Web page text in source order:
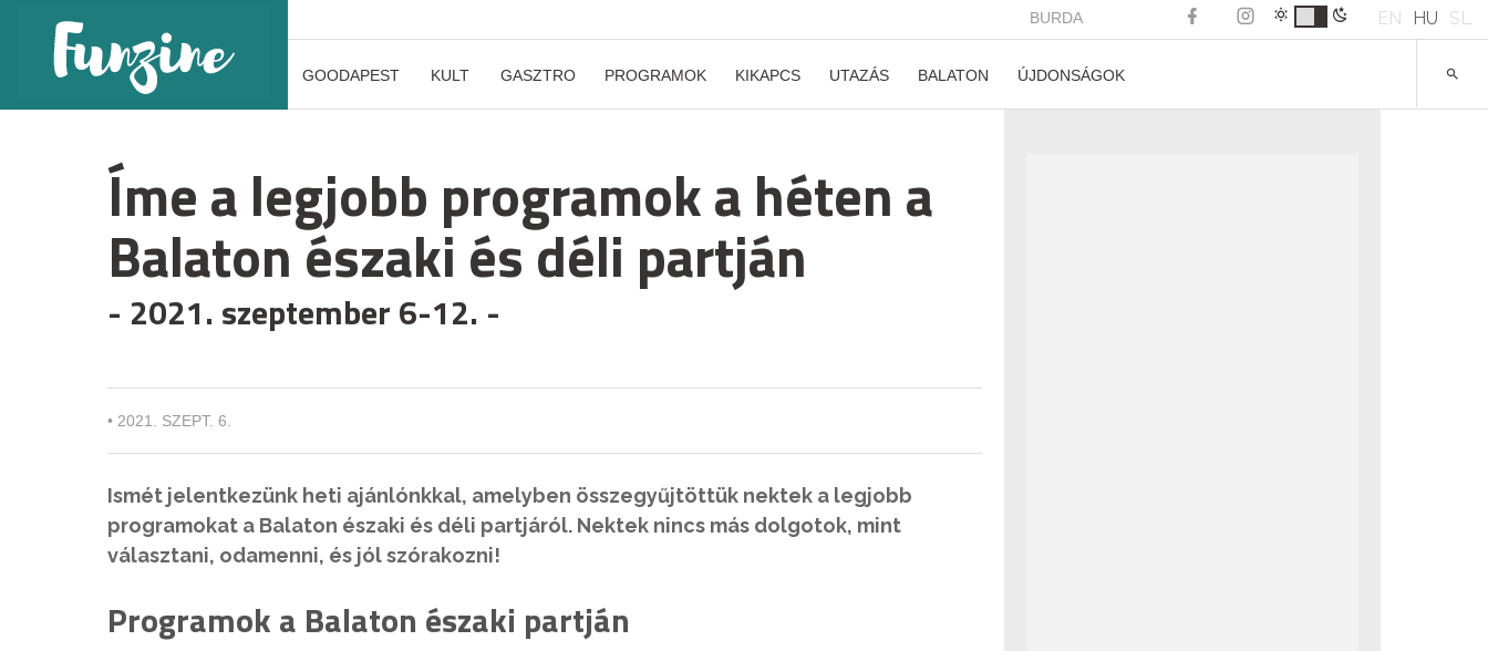
BURDA EN HU SL
GOODAPEST KULT GASZTRO PROGRAMOK KIKAPCS UTAZÁS BALATON ÚJDONSÁGOK
Íme a legjobb programok a héten a
Balaton északi és déli partján
- 2021. szeptember 6-12. -
• 2021. SZEPT. 6.
Ismét jelentkezünk heti ajánlónkkal, amelyben összegyűjtöttük nektek a legjobb
programokat a Balaton északi és déli partjáról. Nektek nincs más dolgotok, mint
választani, odamenni, és jól szórakozni!
Programok a Balaton északi partján